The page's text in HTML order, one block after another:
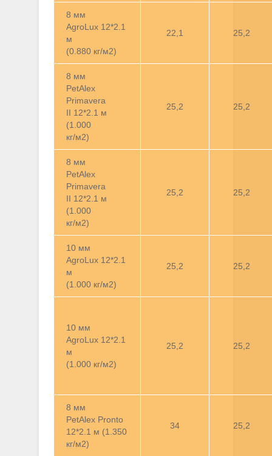
8 мм
AgroLux 12*2.1
м
(0.880 кг/м2)
22,1 25,2
8 мм
PetAlex
Primavera
II 12*2.1 м
(1.000
кг/м2)
25,2 25,2
8 мм
PetAlex
Primavera
II 12*2.1 м
(1.000
кг/м2)
25,2 25,2
10 мм
AgroLux 12*2.1
м
(1.000 кг/м2)
25,2 25,2
10 мм
AgroLux 12*2.1
м
(1.000 кг/м2)
25,2 25,2
8 мм
PetAlex Pronto
12*2.1 м (1.350
кг/м2)
34 25,2